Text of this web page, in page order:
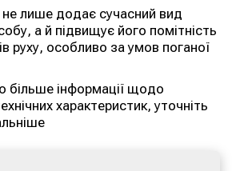
не лише додає сучасний вид
а й підвищує його помітність
руху, особливо за умов поганої
більше інформації щодо
характеристик, уточніть